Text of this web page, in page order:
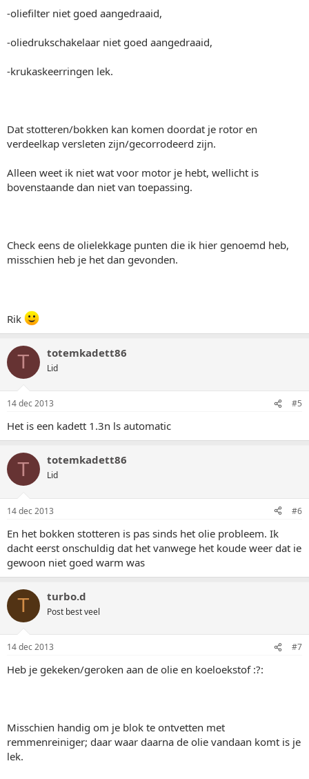
-oliefilter niet goed aangedraaid,
-oliedrukschakelaar niet goed aangedraaid,
-krukaskeerringen lek.
Dat stotteren/bokken kan komen doordat je rotor en
verdeelkap versleten zijn/gecorrodeerd zijn.
Alleen weet ik niet wat voor motor je hebt, wellicht is
bovenstaande dan niet van toepassing.
Check eens de olielekkage punten die ik hier genoemd heb,
misschien heb je het dan gevonden.
Rik
T totemkadett86
Lid
14 dec 2013 #5
Het is een kadett 1.3n ls automatic
T totemkadett86
Lid
14 dec 2013 #6
En het bokken stotteren is pas sinds het olie probleem. Ik
dacht eerst onschuldig dat het vanwege het koude weer dat ie
gewoon niet goed warm was
T turbo.d
Post best veel
14 dec 2013 #7
Heb je gekeken/geroken aan de olie en koeloekstof :?:
Misschien handig om je blok te ontvetten met
remmenreiniger; daar waar daarna de olie vandaan komt is je
lek.